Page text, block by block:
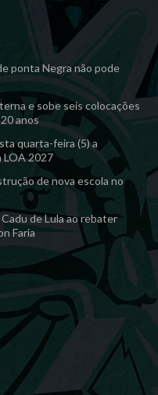
ponta Negra não pode
e sobe seis colocações
anos
quarta-feira (5) a
LOA 2027
de nova escola no
de Lula ao rebater
Faria